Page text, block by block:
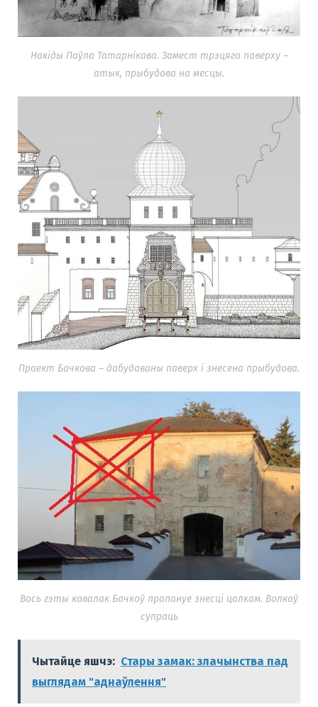
Накіды Паўла Татарнікава. Замест трэцяга паверху –
атык, прыбудова на месцы.
Праект Бачкова – дабудаваны паверх і знесена прыбудова.
Вось гэты кавалак Бачкоў прапануе знесці цалкам. Волкаў
супраць
Чытайце яшчэ: Стары замак: злачынства пад
выглядам "аднаўлення"